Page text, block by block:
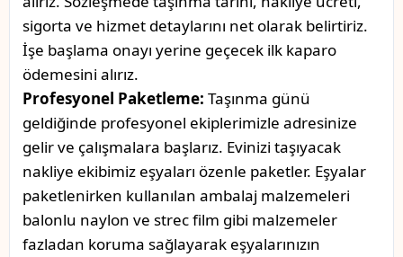
sigorta ve hizmet detaylarını net olarak belirtiriz.
İşe başlama onayı yerine geçecek ilk kaparo
ödemesini alırız.
Profesyonel Paketleme: Taşınma günü
geldiğinde profesyonel ekiplerimizle adresinize
gelir ve çalışmalara başlarız. Evinizi taşıyacak
nakliye ekibimiz eşyaları özenle paketler. Eşyalar
paketlenirken kullanılan ambalaj malzemeleri
balonlu naylon ve strec film gibi malzemeler
fazladan koruma sağlayarak eşyalarınızın